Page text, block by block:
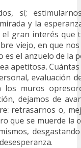
sí;
y la
gran interés que
viejo, en que
el anzuelo de la
apetitosa.
evaluación
los muros
dejamos de
retrasarnos o,
que se muerde la